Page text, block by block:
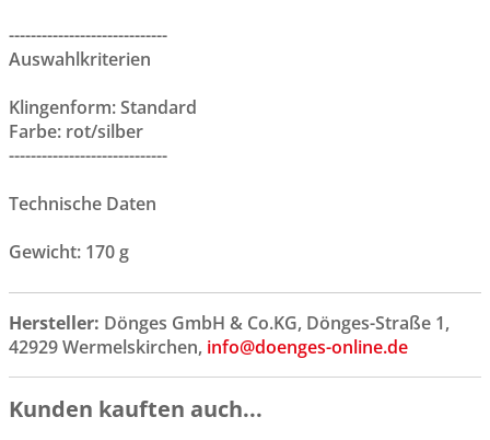
-----------------------------
Auswahlkriterien
Klingenform: Standard
Farbe: rot/silber
-----------------------------
Technische Daten
Gewicht: 170 g
Hersteller: Dönges GmbH & Co.KG, Dönges-Straße 1,
42929 Wermelskirchen, info@doenges-online.de
Kunden kauften auch...